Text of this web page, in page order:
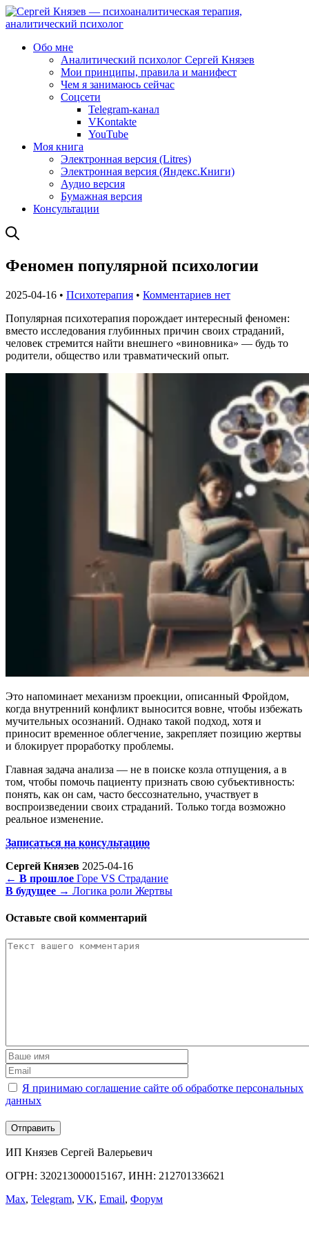
Обо мне
Аналитический психолог Сергей Князев
Мои принципы, правила и манифест
Чем я занимаюсь сейчас
Соцсети
Telegram-канал
VKontakte
YouTube
Моя книга
Электронная версия (Litres)
Электронная версия (Яндекс.Книги)
Аудио версия
Бумажная версия
Консультации
Феномен популярной психологии
2025-04-16 • Психотерапия • Комментариев нет
Популярная психотерапия порождает интересный феномен:
вместо исследования глубинных причин своих страданий,
человек стремится найти внешнего «виновника» — будь то
родители, общество или травматический опыт.
Это напоминает механизм проекции, описанный Фройдом,
когда внутренний конфликт выносится вовне, чтобы избежать
мучительных осознаний. Однако такой подход, хотя и
приносит временное облегчение, закрепляет позицию жертвы
и блокирует проработку проблемы.
Главная задача анализа — не в поиске козла отпущения, а в
том, чтобы помочь пациенту признать свою субъективность:
понять, как он сам, часто бессознательно, участвует в
воспроизведении своих страданий. Только тогда возможно
реальное изменение.
Записаться на консультацию
Сергей Князев 2025-04-16
← В прошлое Горе VS Страдание
В будущее → Логика роли Жертвы
Оставьте свой комментарий
Я принимаю соглашение сайте об обработке персональных
данных
ИП Князев Сергей Валерьевич
ОГРН: 320213000015167, ИНН: 212701336621
Max, Telegram, VK, Email, Форум